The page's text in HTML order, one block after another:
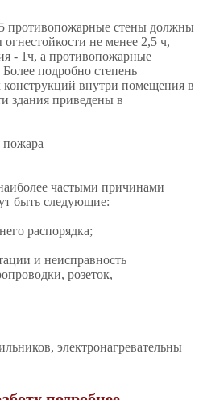
противопожарные стены должны
не менее 2,5 ч,
- 1ч, а противопожарные
подробно степень
конструкций внутри помещения в
здания приведены в
частыми причинами
быть следующие:
распорядка;
и неисправность
розеток,
электронагревательны